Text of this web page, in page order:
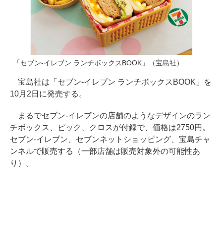
「セブン-イレブン ランチボックスBOOK」（宝島社）
宝島社は「セブン-イレブン ランチボックスBOOK」を
10月2日に発売する。
まるでセブン-イレブンの店舗のようなデザインのラン
チボックス、ピック、クロスが付録で、価格は2750円。
セブン-イレブン、セブンネットショッピング、宝島チャ
ンネルで販売する（一部店舗は販売対象外の可能性あ
り）。